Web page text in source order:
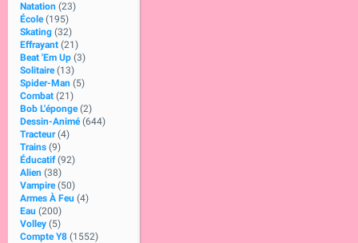
Natation (23)
École (195)
Skating (32)
Effrayant (21)
Beat 'Em Up (3)
Solitaire (13)
Spider-Man (5)
Combat (21)
Bob L'éponge (2)
Dessin-Animé (644)
Tracteur (4)
Trains (9)
Éducatif (92)
Alien (38)
Vampire (50)
Armes À Feu (4)
Eau (200)
Volley (5)
Compte Y8 (1552)